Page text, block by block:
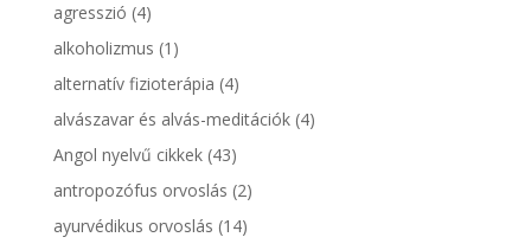
agresszió (4)
alkoholizmus (1)
alternatív fizioterápia (4)
alvászavar és alvás-meditációk(4)
Angol nyelvű cikkek(43)
antropozófus orvoslás (2)
ayurvédikus orvoslás (14)